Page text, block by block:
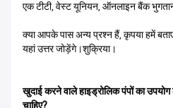
एक टीटी, वेस्ट यूनियन, ऑनलाइन बैंक
क्या आपके पास अन्य प्रश्न हैं, कृपया हमें
यहां उत्तर जोड़ेंगे।शुक्रिया।
खुदाई करने वाले हाइड्रोलिक पंपों का
चाहिए?